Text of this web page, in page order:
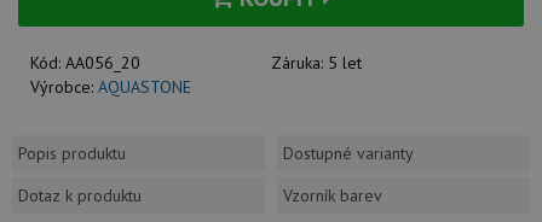
Kód: AA056_20 Záruka: 5 let
Výrobce: AQUASTONE
Popis produktu
Dostupné varianty
Dotaz k produktu
Vzorník barev